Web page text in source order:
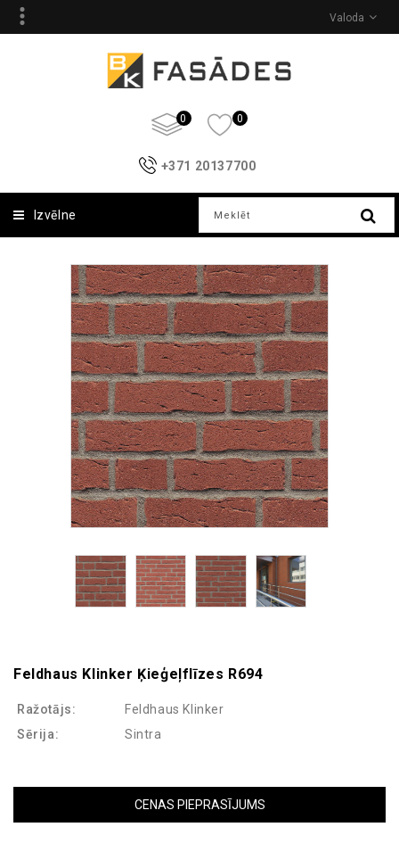
Valoda
0 0
+371 20137700
Izvēlne
Feldhaus Klinker Ķieģeļflīzes R694
Ražotājs:
Feldhaus Klinker
Sērija:
Sintra
CENAS PIEPRASĪJUMS